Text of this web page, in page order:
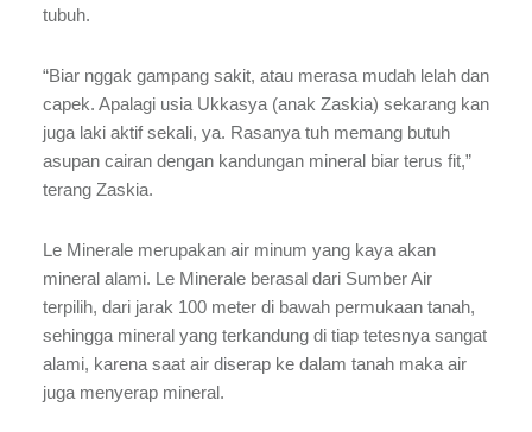
tubuh.
“Biar nggak gampang sakit, atau merasa mudah lelah dan
capek. Apalagi usia Ukkasya (anak Zaskia) sekarang kan
juga laki aktif sekali, ya. Rasanya tuh memang butuh
asupan cairan dengan kandungan mineral biar terus fit,”
terang Zaskia.
Le Minerale merupakan air minum yang kaya akan
mineral alami. Le Minerale berasal dari Sumber Air
terpilih, dari jarak 100 meter di bawah permukaan tanah,
sehingga mineral yang terkandung di tiap tetesnya sangat
alami, karena saat air diserap ke dalam tanah maka air
juga menyerap mineral.